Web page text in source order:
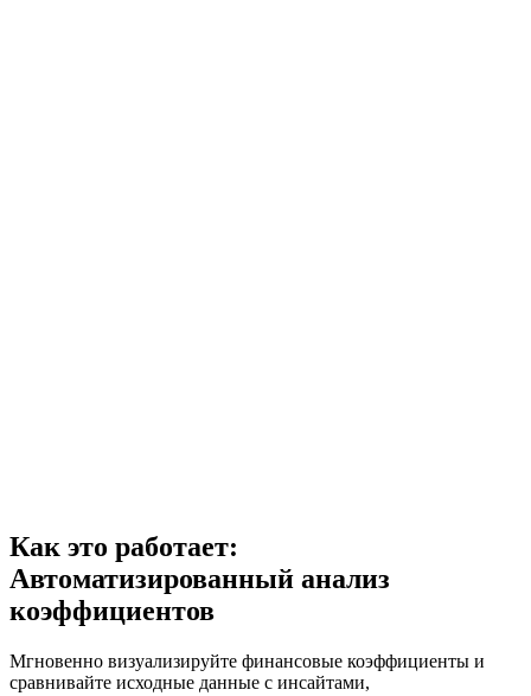
Как это работает:
Автоматизированный анализ
коэффициентов
Мгновенно визуализируйте финансовые коэффициенты и
сравнивайте исходные данные с инсайтами,